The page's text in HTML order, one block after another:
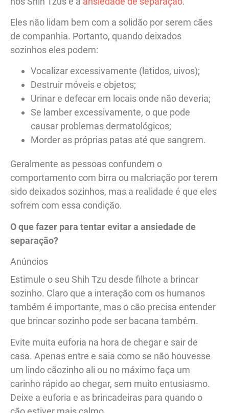
Eles não lidam bem com a solidão por serem cães
de companhia. Portanto, quando deixados
sozinhos eles podem:
Vocalizar excessivamente (latidos, uivos);
Destruir móveis e objetos;
Urinar e defecar em locais onde não deveria;
Se lamber excessivamente, o que pode
causar problemas dermatológicos;
Morder as próprias patas até que sangrem.
Geralmente as pessoas confundem o
comportamento com birra ou malcriação por terem
sido deixados sozinhos, mas a realidade é que eles
sofrem com essa condição.
O que fazer para tentar evitar a ansiedade de
separação?
Anúncios
Estimule o seu Shih Tzu desde filhote a brincar
sozinho. Claro que a interação com os humanos
também é importante, mas o cão precisa entender
que brincar sozinho pode ser bacana também.
Evite muita euforia na hora de chegar e sair de
casa. Apenas entre e saia como se não houvesse
um lindo cãozinho ali ou no máximo faça um
carinho rápido ao chegar, sem muito entusiasmo.
Deixe a euforia e as brincadeiras para quando o